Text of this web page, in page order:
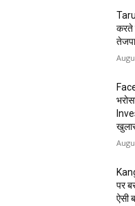
करते
पर
ऐसी